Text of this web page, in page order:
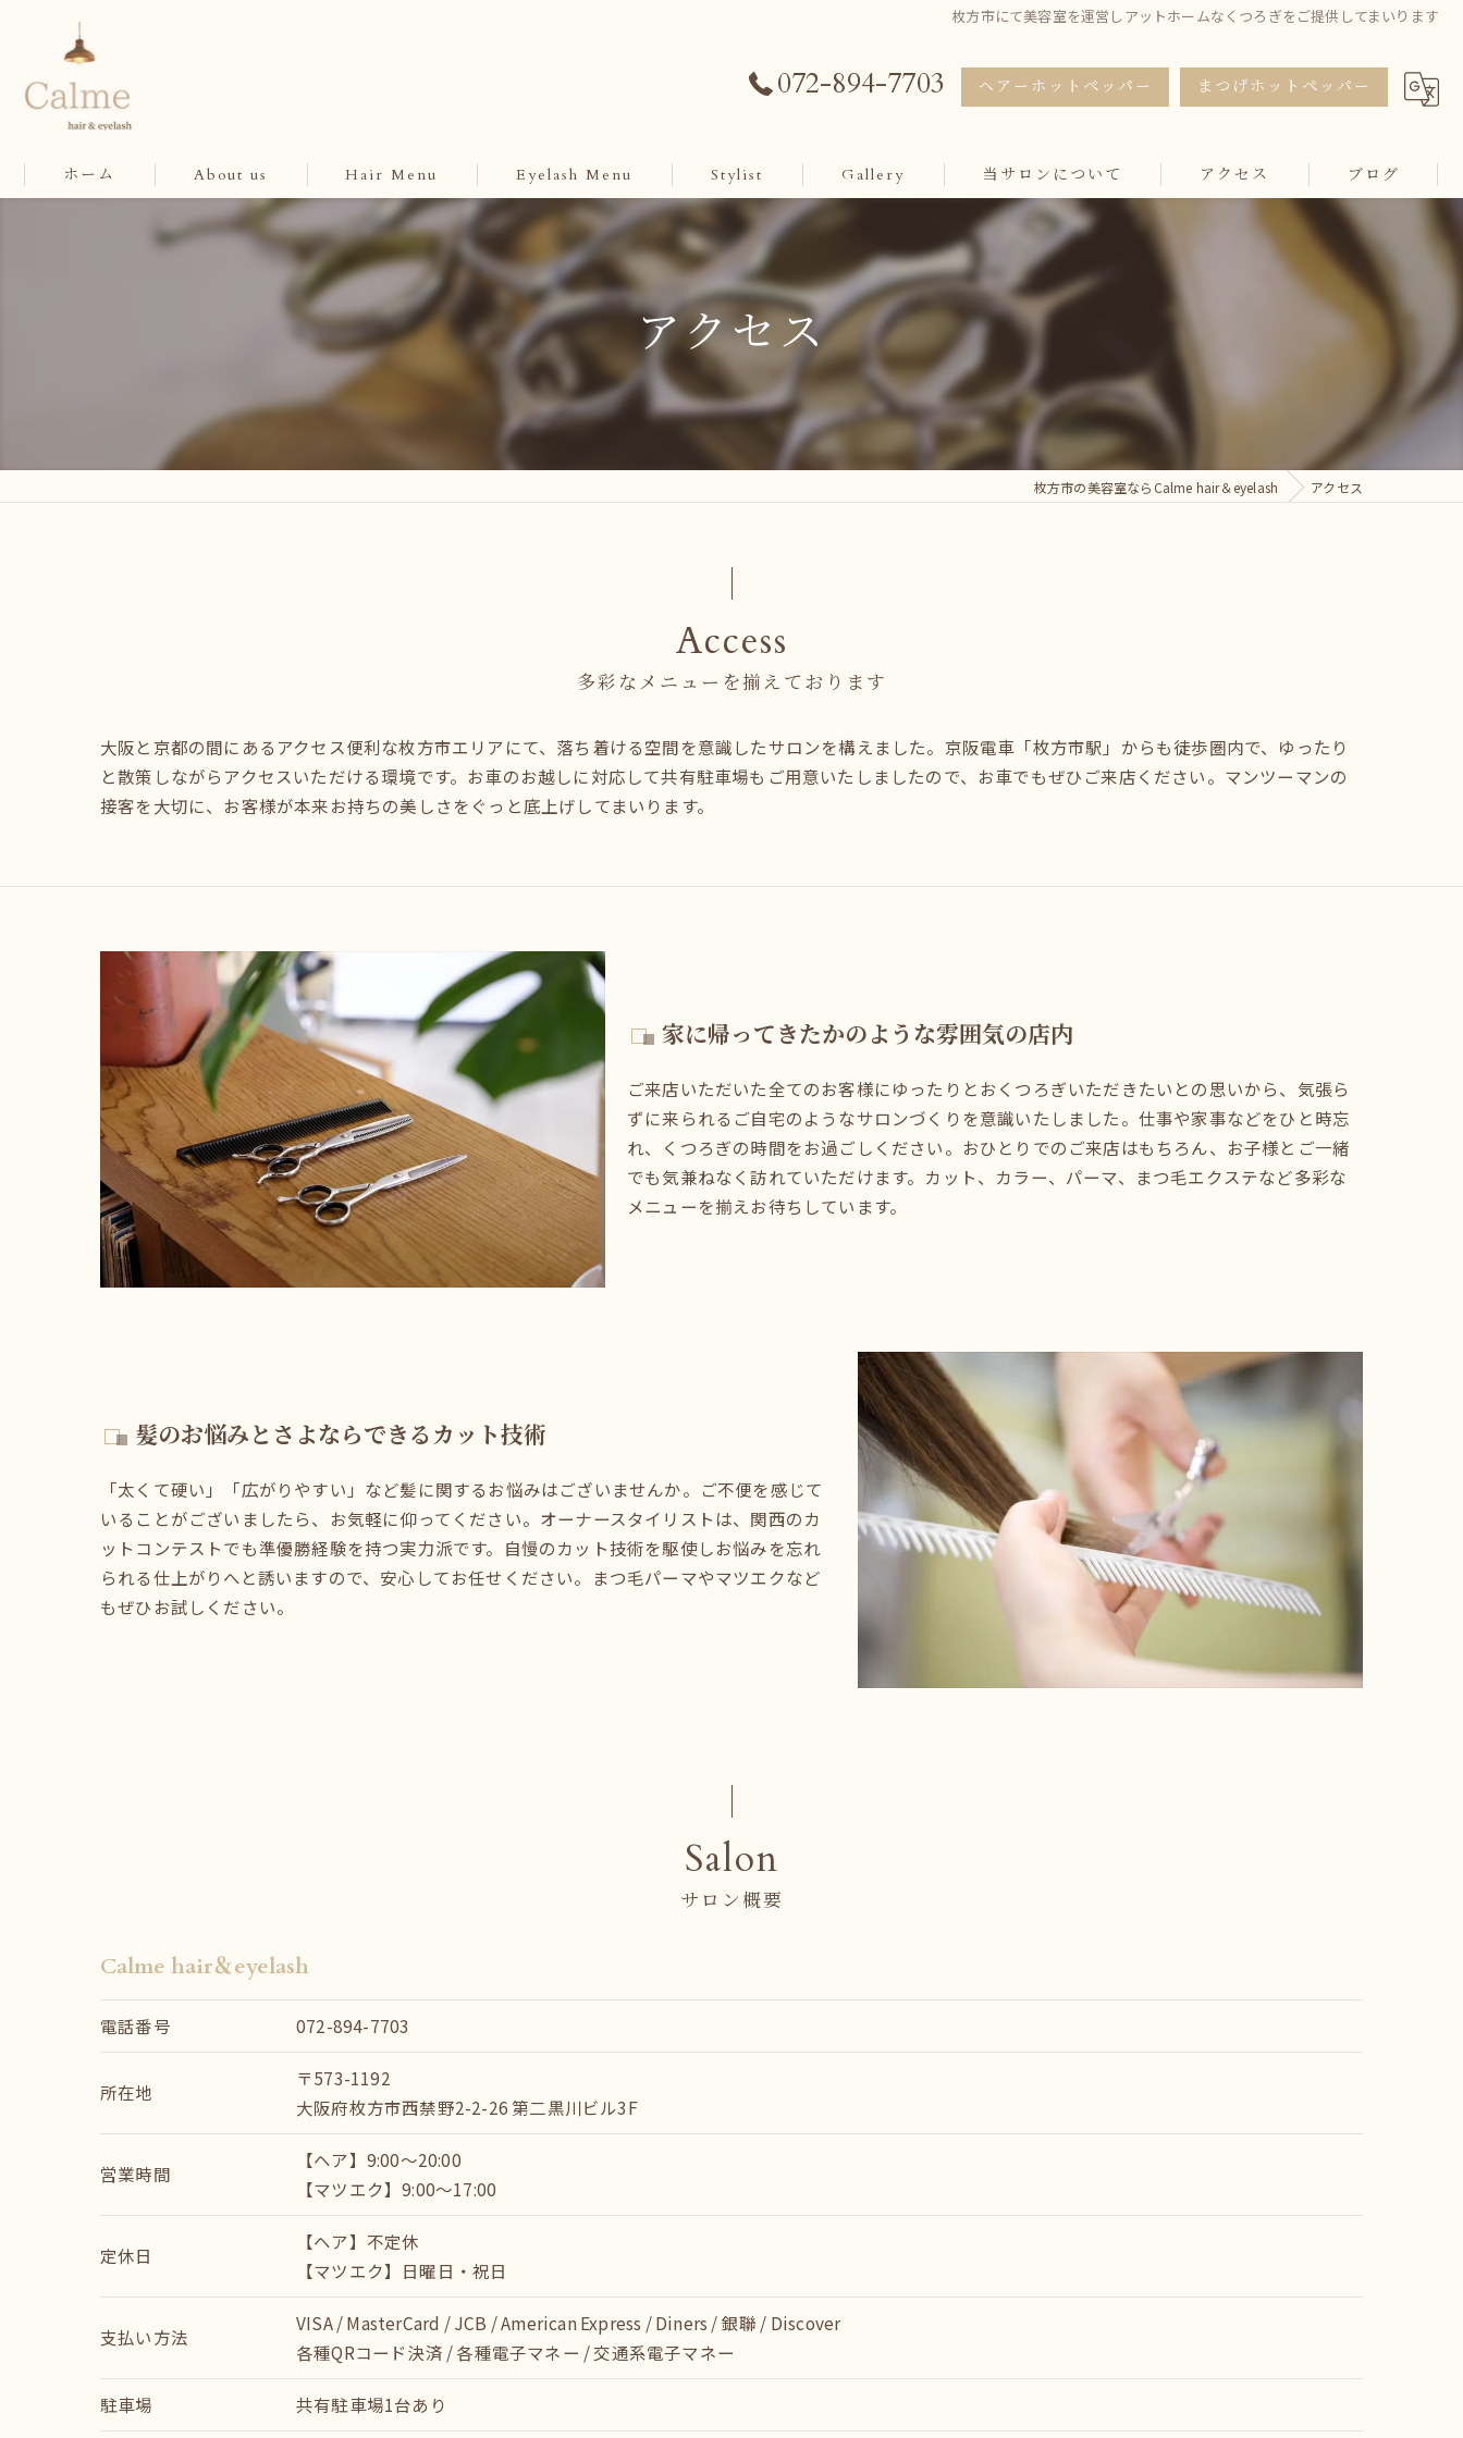
枚方市にて美容室を運営しアットホームなくつろぎをご提供してまいります
072-894-7703 ヘアーホットペッパー まつげホットペッパー
ホーム About us Hair Menu Eyelash Menu Stylist Gallery 当サロンについて
カット
カラー
トリートメント
マツエク
まつ毛パーマ
アクセス ブログ
アクセス
枚方市の美容室ならCalme hair＆eyelash アクセス
多彩なメニューを揃えております
Access
大阪と京都の間にあるアクセス便利な枚方市エリアにて、落ち着ける空間を意識したサロンを構えました。京阪電車「枚方市駅」からも徒歩圏内で、ゆったり
と散策しながらアクセスいただける環境です。お車のお越しに対応して共有駐車場もご用意いたしましたので、お車でもぜひご来店ください。マンツーマンの
接客を大切に、お客様が本来お持ちの美しさをぐっと底上げしてまいります。
家に帰ってきたかのような雰囲気の店内
ご来店いただいた全てのお客様にゆったりとおくつろぎいただきたいとの思いから、気張ら
ずに来られるご自宅のようなサロンづくりを意識いたしました。仕事や家事などをひと時忘
れ、くつろぎの時間をお過ごしください。おひとりでのご来店はもちろん、お子様とご一緒
でも気兼ねなく訪れていただけます。カット、カラー、パーマ、まつ毛エクステなど多彩な
メニューを揃えお待ちしています。
髪のお悩みとさよならできるカット技術
「太くて硬い」「広がりやすい」など髪に関するお悩みはございませんか。ご不便を感じて
いることがございましたら、お気軽に仰ってください。オーナースタイリストは、関西のカ
ットコンテストでも準優勝経験を持つ実力派です。自慢のカット技術を駆使しお悩みを忘れ
られる仕上がりへと誘いますので、安心してお任せください。まつ毛パーマやマツエクなど
もぜひお試しください。
サロン概要
Salon
Calme hair＆eyelash
電話番号 072-894-7703
所在地
〒573-1192
大阪府枚方市西禁野2-2-26 第二黒川ビル3F
営業時間
【ヘア】9:00～20:00
【マツエク】9:00～17:00
定休日
【ヘア】不定休
【マツエク】日曜日・祝日
支払い方法
VISA / MasterCard / JCB / American Express / Diners / 銀聯 / Discover
各種QRコード決済 / 各種電子マネー / 交通系電子マネー
駐車場 共有駐車場1台あり